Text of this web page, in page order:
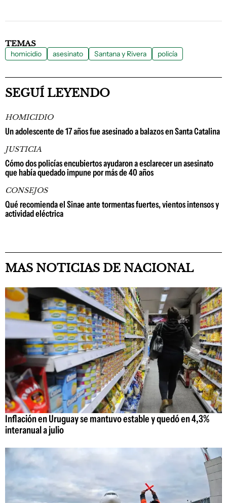
TEMAS
homicidio asesinato Santana y Rivera policía
SEGUÍ LEYENDO
HOMICIDIO
Un adolescente de 17 años fue asesinado a balazos en Santa Catalina
JUSTICIA
Cómo dos policías encubiertos ayudaron a esclarecer un asesinato
que había quedado impune por más de 40 años
CONSEJOS
Qué recomienda el Sinae ante tormentas fuertes, vientos intensos y
actividad eléctrica
MAS NOTICIAS DE NACIONAL
Inflación en Uruguay se mantuvo estable y quedó en 4,3%
interanual a julio